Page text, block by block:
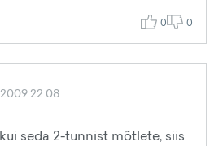
0 0
22:08
seda 2-tunnist mõtlete, siis